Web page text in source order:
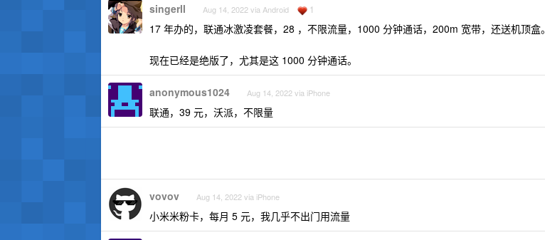
singerll Aug 14, 2022 via Android 1
17 年办的，联通冰激凌套餐，28 ，不限流量，1000 分钟通话，200m 宽带，还送机顶盒。
现在已经是绝版了，尤其是这 1000 分钟通话。
anonymous1024 Aug 14, 2022 via iPhone
联通，39 元，沃派，不限量
vovov Aug 14, 2022 via iPhone
小米米粉卡，每月 5 元，我几乎不出门用流量